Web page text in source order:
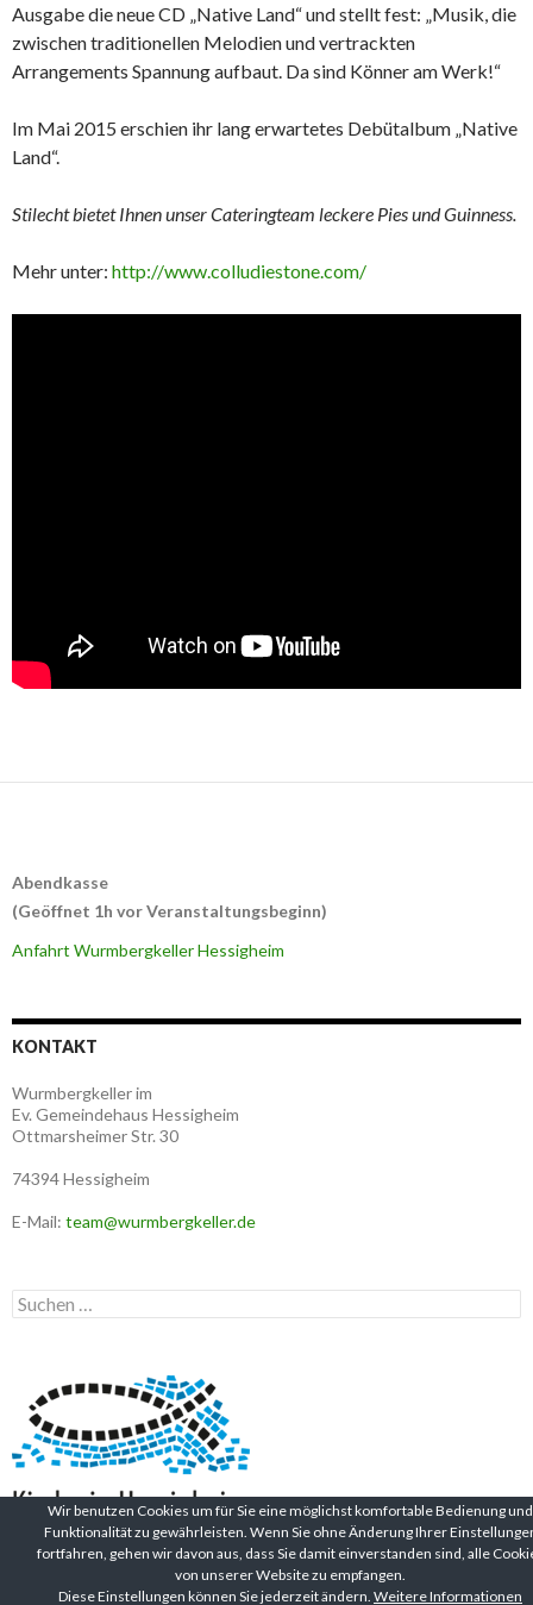
Ausgabe die neue CD „Native Land“ und stellt fest: „Musik, die
zwischen traditionellen Melodien und vertrackten
Arrangements Spannung aufbaut. Da sind Könner am Werk!“
Im Mai 2015 erschien ihr lang erwartetes Debütalbum „Native
Land“.
Stilecht bietet Ihnen unser Cateringteam leckere Pies und Guinness.
Mehr unter: http://www.colludiestone.com/
Abendkasse
(Geöffnet 1h vor Veranstaltungsbeginn)
Anfahrt Wurmbergkeller Hessigheim
KONTAKT
Wurmbergkeller im
Ev. Gemeindehaus Hessigheim
Ottmarsheimer Str. 30
74394 Hessigheim
E-Mail: team@wurmbergkeller.de
Suchen
nach:
Wir benutzen Cookies um für Sie eine möglichst komfortable Bedienung und
Funktionalität zu gewährleisten. Wenn Sie ohne Änderung Ihrer
fortfahren, gehen wir davon aus, dass Sie damit einverstanden sind, alle
von unserer Website zu empfangen.
Diese Einstellungen können Sie jederzeit ändern. Weitere Informationen